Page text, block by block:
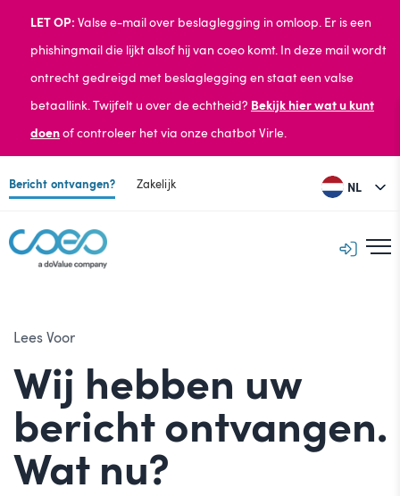
LET OP: Valse e-mail over beslaglegging in omloop. Er is een
phishingmail die lijkt alsof hij van coeo komt. In deze mail wordt
ontrecht gedreigd met beslaglegging en staat een valse
betaallink. Twijfelt u over de echtheid? Bekijk hier wat u kunt
doenofcontroleer het via onze chatbot Virle.
Bericht ontvangen? Zakelijk NL
Lees Voor
Wij hebben uw
bericht ontvangen.
Wat nu?